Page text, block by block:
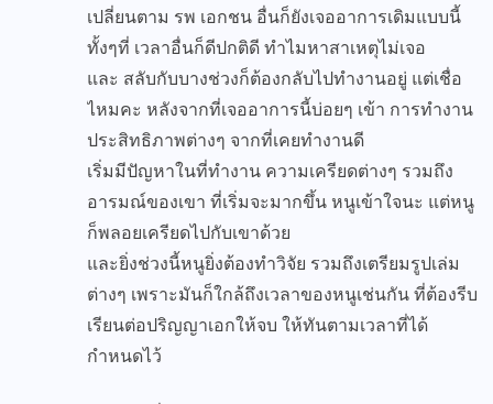
เปลี่ยนตาม รพ เอกชน อื่นก็ยังเจออาการเดิมแบบนี้
ทั้งๆที่ เวลาอื่นก็ดีปกติดี ทำไมหาสาเหตุไม่เจอ
และ สลับกับบางช่วงก็ต้องกลับไปทำงานอยู่ แต่เชื่อ
ไหมคะ หลังจากที่เจออาการนี้บ่อยๆ เข้า การทำงาน
ประสิทธิภาพต่างๆ จากที่เคยทำงานดี
เริ่มมีปัญหาในที่ทำงาน ความเครียดต่างๆ รวมถึง
อารมณ์ของเขา ที่เริ่มจะมากขึ้น หนูเข้าใจนะ แต่หนู
ก็พลอยเครียดไปกับเขาด้วย
และยิ่งช่วงนี้หนูยิ่งต้องทำวิจัย รวมถึงเตรียมรูปเล่ม
ต่างๆ เพราะมันก็ใกล้ถึงเวลาของหนูเช่นกัน ที่ต้องรีบ
เรียนต่อปริญญาเอกให้จบ ให้ทันตามเวลาที่ได้
กำหนดไว้